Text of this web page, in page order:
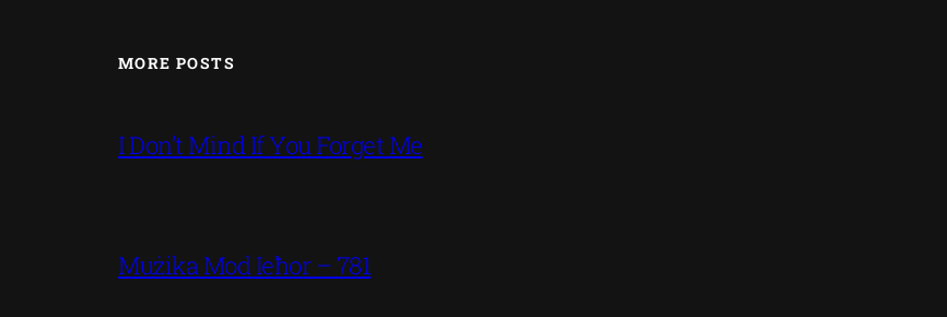
MORE POSTS
I Don’t Mind If You Forget Me
Mużika Mod Ieħor – 781